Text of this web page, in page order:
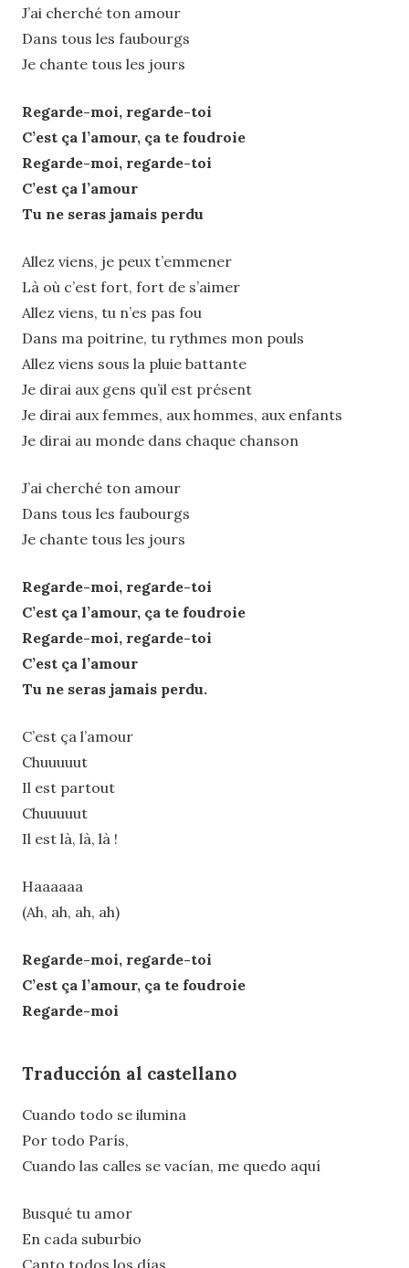
J’ai cherché ton amour
Dans tous les faubourgs
Je chante tous les jours
Regarde-moi, regarde-toi
C’est ça l’amour, ça te foudroie
Regarde-moi, regarde-toi
C’est ça l’amour
Tu ne seras jamais perdu
Allez viens, je peux t’emmener
Là où c’est fort, fort de s’aimer
Allez viens, tu n’es pas fou
Dans ma poitrine, tu rythmes mon pouls
Allez viens sous la pluie battante
Je dirai aux gens qu’il est présent
Je dirai aux femmes, aux hommes, aux enfants
Je dirai au monde dans chaque chanson
J’ai cherché ton amour
Dans tous les faubourgs
Je chante tous les jours
Regarde-moi, regarde-toi
C’est ça l’amour, ça te foudroie
Regarde-moi, regarde-toi
C’est ça l’amour
Tu ne seras jamais perdu.
C’est ça l’amour
Chuuuuut
Il est partout
Chuuuuut
Il est là, là, là !
Haaaaaa
(Ah, ah, ah, ah)
Regarde-moi, regarde-toi
C’est ça l’amour, ça te foudroie
Regarde-moi
Traducción al castellano
Cuando todo se ilumina
Por todo París,
Cuando las calles se vacían, me quedo aquí
Busqué tu amor
En cada suburbio
Canto todos los días